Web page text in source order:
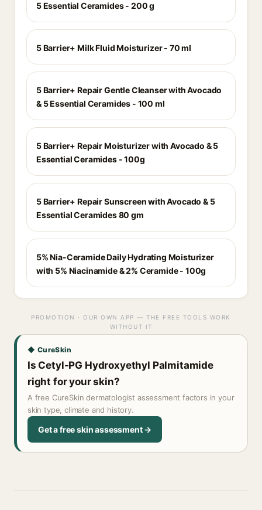
5 Essential Ceramides - 200 g
5 Barrier+ Milk Fluid Moisturizer - 70 ml
5 Barrier+ Repair Gentle Cleanser with Avocado
& 5 Essential Ceramides - 100 ml
5 Barrier+ Repair Moisturizer with Avocado & 5
Essential Ceramides - 100g
5 Barrier+ Repair Sunscreen with Avocado & 5
Essential Ceramides 80 gm
5% Nia-Ceramide Daily Hydrating Moisturizer
with 5% Niacinamide & 2% Ceramide - 100g
PROMOTION · OUR OWN APP — THE FREE TOOLS WORK
WITHOUT IT
◆ CureSkin
Is Cetyl-PG Hydroxyethyl Palmitamide
right for your skin?
A free CureSkin dermatologist assessment factors in your
skin type, climate and history.
Get a free skin assessment →